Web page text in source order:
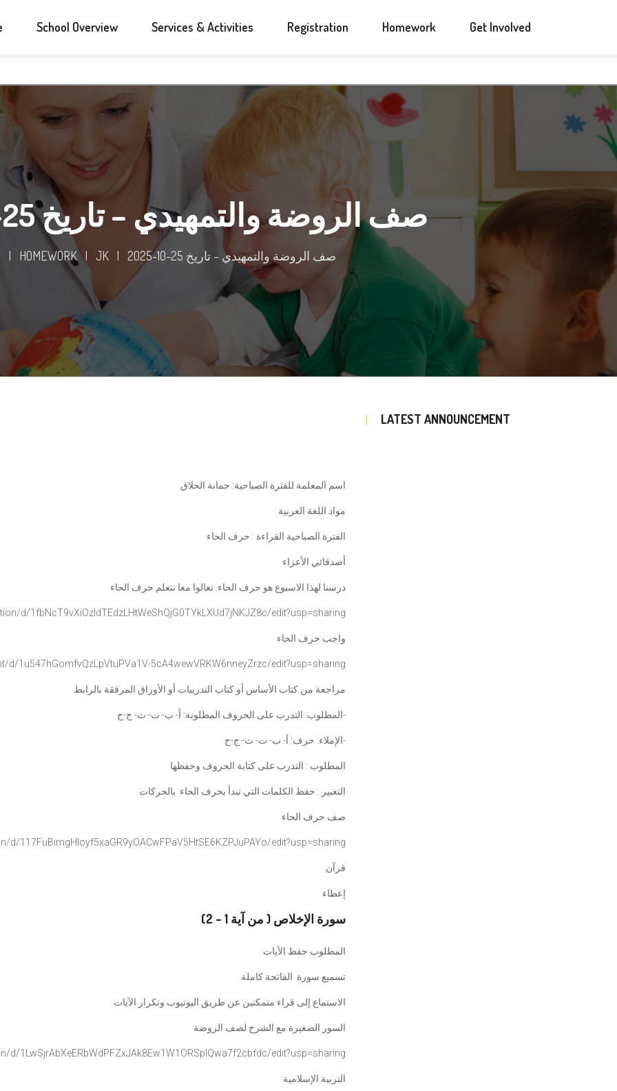
School Overview Services & Activities Registration Homework Get Involved
صف الروضة والتمهيدي – تاريخ 25-10-2025
| HOMEWORK | JK | صف الروضة والتمهيدي – تاريخ 25-10-2025
اسم المعلمة للفترة الصباحية: جمانة الحلاق
مواد اللغة العربية
الفترة الصباحية القراءة : حرف الحاء
أصدقائي الأعزاء
درسنا لهذا الاسبوع هو حرف الحاء. تعالوا معا نتعلم حرف الحاء
d/1fbNcT9vXiOzIdTEdzLHtWeShQjG0TYkLXUd7jNKJZ8c/edit?usp=sharing
واجب حرف الحاء
d/1u547hGomfvQzLpVtuPVa1V-5cA4wewVRKW6nneyZrzc/edit?usp=sharing
مراجعة من كتاب الأساس أو كتاب التدريبات أو الأوراق المرفقة بالرابط
المطلوب: التدرب على الحروف المطلوبة: أ- ب- ت- ث- ج-ح-
الإملاء: حرف: أ- ب- ت- ث- ج-ح-
المطلوب : التدرب على كتابة الحروف وحفظها
التعبير : حفظ الكلمات التي تبدأ بحرف الحاء بالحركات
صف حرف الحاء
d/117FuBimgHIoyf5xaGR9yOACwFPaV5HtSE6KZPJuPAYo/edit?usp=sharing
قرآن
إعطاء
سورة الإخلاص ( من آية 1 – 2)
المطلوب حفظ الآيات
تسميع سورة الفاتحة كاملة
الاستماع إلى قراء متمكنين عن طريق اليوتيوب وتكرار الآيات
السور الصغيرة مع الشرح لصف الروضة
d/1LwSjrAbXeERbWdPFZxJAk8Ew1W1ORSplQwa7f2cbfdc/edit?usp=sharing
التربية الإسلامية
LATEST ANNOUNCEMENT